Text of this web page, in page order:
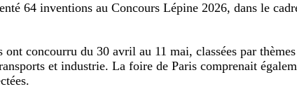
64 inventions au Concours Lépine 2026, dans le
ont concourru du 30 avril au 11 mai, classées par
et industrie. La foire de Paris comprenait